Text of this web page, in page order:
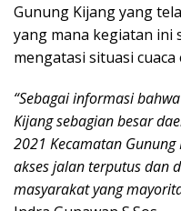
Gunung Kijang yang
yang mana kegiatan
mengatasi situasi
“Sebagai informasi
Kijang sebagian besar
2021 Kecamatan
akses jalan terputus dan
masyarakat yang